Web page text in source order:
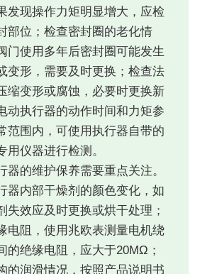
发现操作力矩明显增大，应检
部位；检查密封圈的老化情
门使用多年后密封圈可能发生
变形，需要及时更换；检查法
缩变形或腐蚀，必要时更换新
动执行器的动作时间和力矩参
范围内，可使用执行器自带的
用仪器进行检测。
器的维护保养需要重点关注。
器内部干燥剂的颜色变化，如
失效应及时更换或烘干处理；
电阻，使用兆欧表测量电机绕
的绝缘电阻，应大于20MΩ；
的润滑情况，按照产品说明书